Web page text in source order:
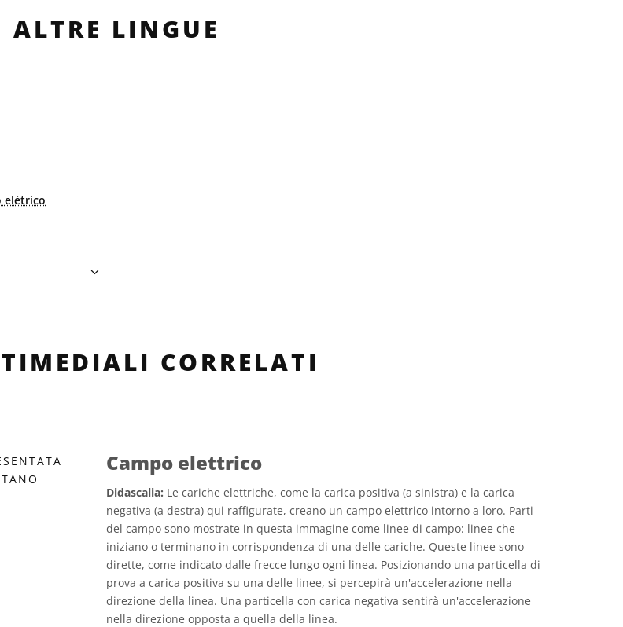
ALTRE LINGUE
elétrico
CORRELATI
Campo elettrico
Didascalia: Le cariche elettriche, come la carica positiva (a sinistra) e la carica
negativa (a destra) qui raffigurate, creano un campo elettrico intorno a loro. Parti
del campo sono mostrate in questa immagine come linee di campo: linee che
iniziano o terminano in corrispondenza di una delle cariche. Queste linee sono
dirette, come indicato dalle frecce lungo ogni linea. Posizionando una particella di
prova a carica positiva su una delle linee, si percepirà un'accelerazione nella
direzione della linea. Una particella con carica negativa sentirà un'accelerazione
nella direzione opposta a quella della linea.